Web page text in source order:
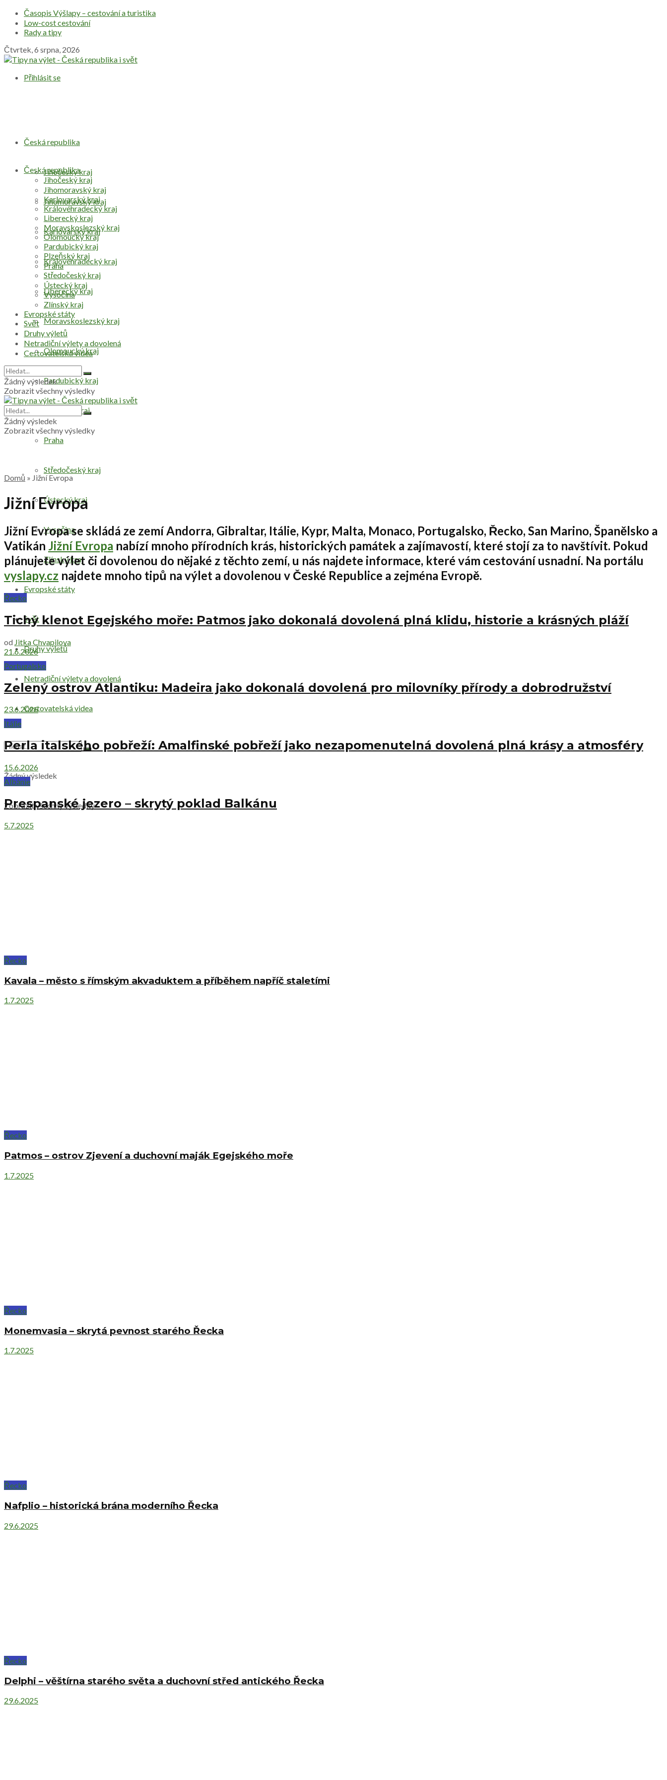
Časopis Výšlapy – cestování a turistika
Low-cost cestování
Rady a tipy
Čtvrtek, 6 srpna, 2026
Přihlásit se
Česká republika
Jihočeský kraj
Jihomoravský kraj
Karlovarský kraj
Královéhradecký kraj
Liberecký kraj
Moravskoslezský kraj
Olomoucký kraj
Pardubický kraj
Plzeňský kraj
Praha
Středočeský kraj
Ústecký kraj
Vysočina
Zlínský kraj
Evropské státy
Svět
Druhy výletů
Netradiční výlety a dovolená
Cestovatelská videa
Žádný výsledek
Zobrazit všechny výsledky
Česká republika
Jihočeský kraj
Jihomoravský kraj
Karlovarský kraj
Královéhradecký kraj
Liberecký kraj
Moravskoslezský kraj
Olomoucký kraj
Pardubický kraj
Plzeňský kraj
Praha
Středočeský kraj
Ústecký kraj
Vysočina
Zlínský kraj
Evropské státy
Svět
Druhy výletů
Netradiční výlety a dovolená
Cestovatelská videa
Žádný výsledek
Zobrazit všechny výsledky
Žádný výsledek
Zobrazit všechny výsledky
Domů » Jižní Evropa
Jižní Evropa
Jižní Evropase skládá ze zemíAndorra, Gibraltar, Itálie, Kypr, Malta, Monaco, Portugalsko, Řecko, San Marino, Španělsko a
Vatikán Jižní Evropa nabízí mnoho přírodních krás, historických památek a zajímavostí, které stojí za to navštívit. Pokud
plánujete výlet či dovolenou do nějaké z těchto zemí, u nás najdete informace, které vám cestováníusnadní. Na portálu
vyslapy.cz najdete mnoho tipů na výlet a dovolenou v České Republice a zejména Evropě.
Řecko
Tichý klenot Egejského moře: Patmos jako dokonalá dovolená plná klidu, historie a krásných pláží
od Jitka Chvapilova
21.6.2026
Portugalsko
Zelený ostrov Atlantiku: Madeira jako dokonalá dovolená pro milovníky přírody a dobrodružství
23.6.2026
Itálie
Perla italského pobřeží: Amalfinské pobřeží jako nezapomenutelná dovolená plná krásy a atmosféry
15.6.2026
Albánie
Prespanské jezero – skrytý poklad Balkánu
5.7.2025
Řecko
Kavala – město s římským akvaduktem a příběhem napříč staletími
1.7.2025
Řecko
Patmos – ostrov Zjevení a duchovní maják Egejského moře
1.7.2025
Řecko
Monemvasia – skrytá pevnost starého Řecka
1.7.2025
Řecko
Nafplio – historická brána moderního Řecka
29.6.2025
Řecko
Delphi – věštírna starého světa a duchovní střed antického Řecka
29.6.2025